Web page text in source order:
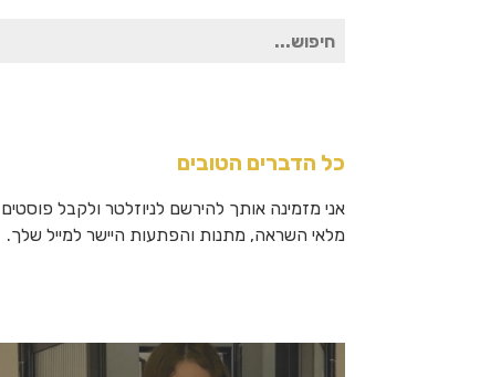
חיפוש
כל הדברים הטובים
אני מזמינה אותך להירשם לניוזלטר ולקבל פוסטים
מלאי השראה, מתנות והפתעות היישר למייל שלך.